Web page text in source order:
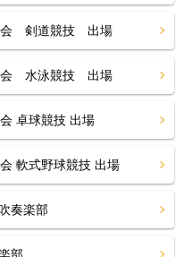
会 剣道競技 出場
会 水泳競技 出場
卓球競技 出場
軟式野球競技 出場
奏楽部